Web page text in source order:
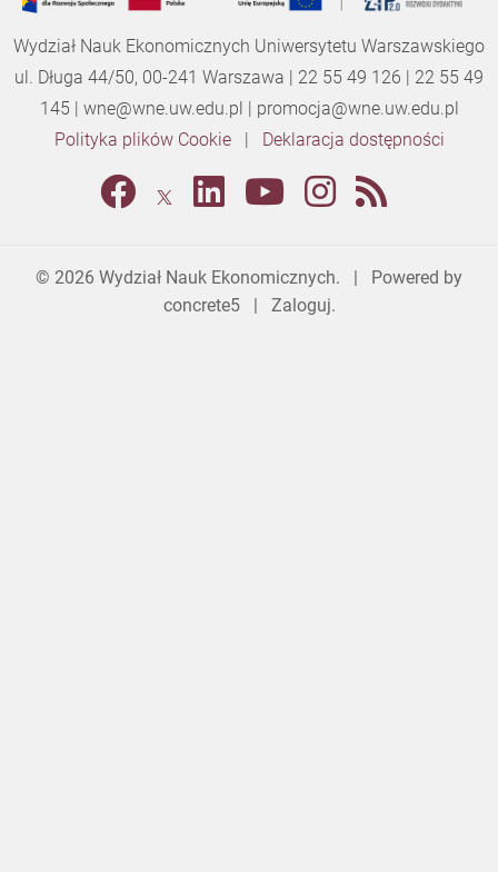
Wydział Nauk Ekonomicznych Uniwersytetu Warszawskiego
ul. Długa 44/50, 00-241 Warszawa | 22 55 49 126 | 22 55 49
145 | wne@wne.uw.edu.pl
promocja@wne.uw.edu.pl
Polityka plików Cookie| Deklaracja dostępności
© 2026 Wydział Nauk Ekonomicznych. | Powered by
concrete5| Zaloguj.